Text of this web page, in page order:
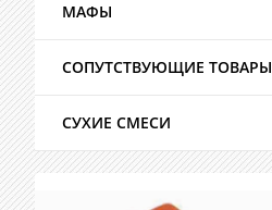
МАФЫ
СОПУТСТВУЮЩИЕ ТОВАРЫ
СУХИЕ СМЕСИ